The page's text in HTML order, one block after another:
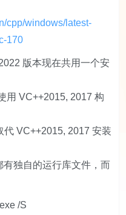
cpp/windows/latest-
170
版本现在共用一个安
用 VC++2015, 2017 构
VC++2015, 2017 安装
独自的运行库文件，而
/S